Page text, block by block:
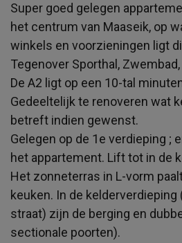
Super goed gelegen
het centrum van Maaseik, op
winkels en voorzieningen ligt
Tegenover Sporthal,
De A2 ligt op een 10-tal
Gedeeltelijk te renoveren wat
betreft indien gewenst.
Gelegen op de 1e verdieping ;
het appartement. Lift tot in de
Het zonneterras in L-vorm
keuken. In de
straat) zijn de berging en
sectionale poorten).